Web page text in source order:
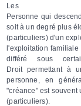
Les
Personne qui
soit à un degré plus
(particuliers) d'un
l'exploitation
différé sous
Droit permettant à
personne, en
"créance" est souvent
(particuliers).